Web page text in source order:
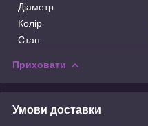
Діаметр
Колір
Стан
Приховати
Умови доставки